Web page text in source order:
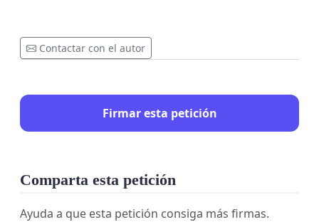
Contactar con el autor
Firmar esta petición
Comparta esta petición
Ayuda a que esta petición consiga más firmas.